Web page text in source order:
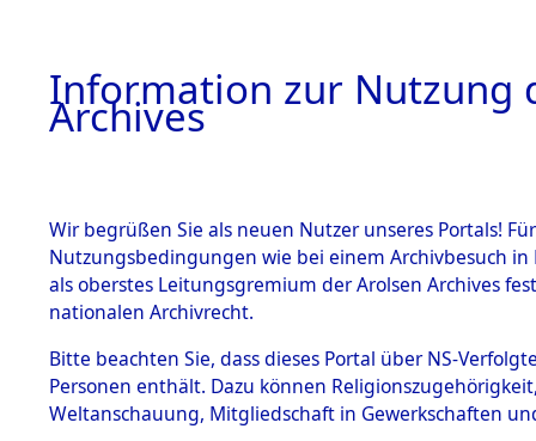
BESTÄNDE
1.
Inhaftierungsdoku
mente
1.2.9 Beim ITS
0001
Information zur Nutzung
Archives
Wir begrüßen Sie als neuen Nutzer unseres Portals!
Nutzungsbedingungen wie bei einem Archivbesuch
als oberstes Leitungsgremium der Arolsen Archives
nationalen Archivrecht.
Bitte beachten Sie, dass dieses Portal über NS-
Personen enthält. Dazu können
Weltanschauung, Mitgliedschaft in Gewerkschaften